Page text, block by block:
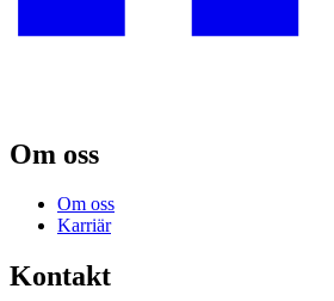
Om oss
Om oss
Karriär
Kontakt